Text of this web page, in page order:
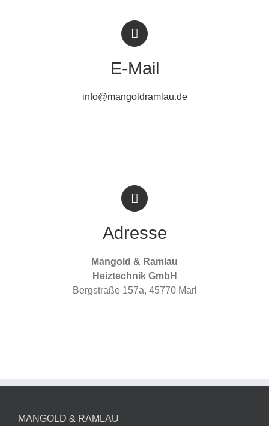
E-Mail
info@mangoldramlau.de
Adresse
Mangold & Ramlau
Heiztechnik GmbH
Bergstraße 157a, 45770 Marl
MANGOLD & RAMLAU